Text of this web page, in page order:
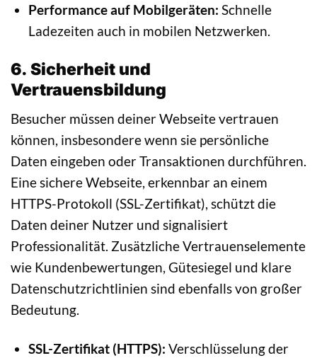
Performance auf Mobilgeräten: Schnelle
Ladezeiten auch in mobilen Netzwerken.
6. Sicherheit und
Vertrauensbildung
Besucher müssen deiner Webseite vertrauen
können, insbesondere wenn sie persönliche
Daten eingeben oder Transaktionen durchführen.
Eine sichere Webseite, erkennbar an einem
HTTPS-Protokoll (SSL-Zertifikat), schützt die
Daten deiner Nutzer und signalisiert
Professionalität. Zusätzliche Vertrauenselemente
wie Kundenbewertungen, Gütesiegel und klare
Datenschutzrichtlinien sind ebenfalls von großer
Bedeutung.
SSL-Zertifikat (HTTPS): Verschlüsselung der